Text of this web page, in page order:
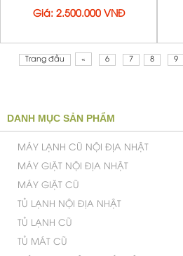
Giá : 2.500.000 VNĐ
Trang đầu « 6 7 8 9
DANH MỤC SẢN PHẨM
MÁY LẠNH CŨ NỘI ĐỊA NHẬT
MÁY GIẶT NỘI ĐỊA NHẬT
MÁY GIẶT CŨ
TỦ LẠNH NỘI ĐỊA NHẬT
TỦ LẠNH CŨ
TỦ MÁT CŨ